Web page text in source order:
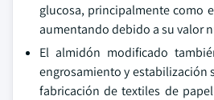
glucosa, principalmente como
aumentando debido a su valor
El almidón modificado
engrosamiento y
fabricación de textiles de